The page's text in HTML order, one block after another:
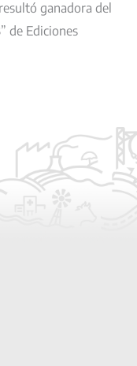
ganadora del
de Ediciones